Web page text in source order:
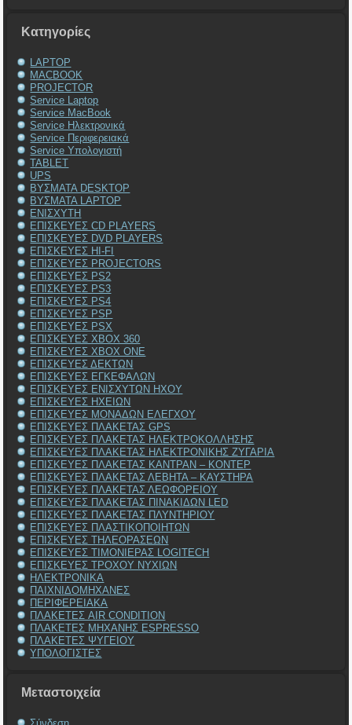
Kατηγορίες
LAPTOP
MACBOOK
PROJECTOR
Service Laptop
Service MacBook
Service Ηλεκτρονικά
Service Περιφερειακά
Service Υπολογιστή
TABLET
UPS
ΒΥΣΜΑΤΑ DESKTOP
ΒΥΣΜΑΤΑ LAPTOP
ΕΝΙΣΧΥΤΗ
ΕΠΙΣΚΕΥΕΣ CD PLAYERS
ΕΠΙΣΚΕΥΕΣ DVD PLAYERS
ΕΠΙΣΚΕΥΕΣ HI-FI
ΕΠΙΣΚΕΥΕΣ PROJECTORS
ΕΠΙΣΚΕΥΕΣ PS2
ΕΠΙΣΚΕΥΕΣ PS3
ΕΠΙΣΚΕΥΕΣ PS4
ΕΠΙΣΚΕΥΕΣ PSP
ΕΠΙΣΚΕΥΕΣ PSX
ΕΠΙΣΚΕΥΕΣ XBOX 360
ΕΠΙΣΚΕΥΕΣ XBOX ONE
ΕΠΙΣΚΕΥΕΣ ΔΕΚΤΩΝ
ΕΠΙΣΚΕΥΕΣ ΕΓΚΕΦΑΛΩΝ
ΕΠΙΣΚΕΥΕΣ ΕΝΙΣΧΥΤΩΝ ΗΧΟΥ
ΕΠΙΣΚΕΥΕΣ ΗΧΕΙΩΝ
ΕΠΙΣΚΕΥΕΣ ΜΟΝΑΔΩΝ ΕΛΕΓΧΟΥ
ΕΠΙΣΚΕΥΕΣ ΠΛΑΚΕΤΑΣ GPS
ΕΠΙΣΚΕΥΕΣ ΠΛΑΚΕΤΑΣ ΗΛΕΚΤΡΟΚΟΛΛΗΣΗΣ
ΕΠΙΣΚΕΥΕΣ ΠΛΑΚΕΤΑΣ ΗΛΕΚΤΡΟΝΙΚΗΣ ΖΥΓΑΡΙΑ
ΕΠΙΣΚΕΥΕΣ ΠΛΑΚΕΤΑΣ ΚΑΝΤΡΑΝ – ΚΟΝΤΕΡ
ΕΠΙΣΚΕΥΕΣ ΠΛΑΚΕΤΑΣ ΛΕΒΗΤΑ – ΚΑΥΣΤΗΡΑ
ΕΠΙΣΚΕΥΕΣ ΠΛΑΚΕΤΑΣ ΛΕΩΦΟΡΕΙΟΥ
ΕΠΙΣΚΕΥΕΣ ΠΛΑΚΕΤΑΣ ΠΙΝΑΚΙΔΩΝ LED
ΕΠΙΣΚΕΥΕΣ ΠΛΑΚΕΤΑΣ ΠΛΥΝΤΗΡΙΟΥ
ΕΠΙΣΚΕΥΕΣ ΠΛΑΣΤΙΚΟΠΟΙΗΤΩΝ
ΕΠΙΣΚΕΥΕΣ ΤΗΛΕΟΡΑΣΕΩΝ
ΕΠΙΣΚΕΥΕΣ ΤΙΜΟΝΙΕΡΑΣ LOGITECH
ΕΠΙΣΚΕΥΕΣ ΤΡΟΧΟΥ ΝΥΧΙΩΝ
ΗΛΕΚΤΡΟΝΙΚΑ
ΠΑΙΧΝΙΔΟΜΗΧΑΝΕΣ
ΠΕΡΙΦΕΡΕΙΑΚΑ
ΠΛΑΚΕΤΕΣ AIR CONDITION
ΠΛΑΚΕΤΕΣ ΜΗΧΑΝΗΣ ESPRESSO
ΠΛΑΚΕΤΕΣ ΨΥΓΕΙΟΥ
ΥΠΟΛΟΓΙΣΤΕΣ
Μεταστοιχεία